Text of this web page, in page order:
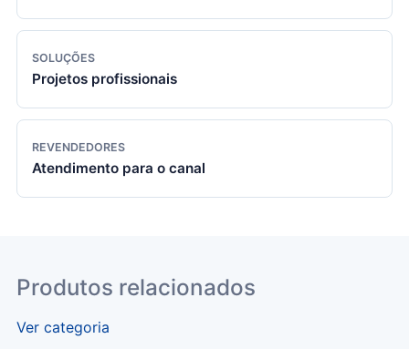
SOLUÇÕES
Projetos profissionais
REVENDEDORES
Atendimento para o canal
Produtos relacionados
Ver categoria